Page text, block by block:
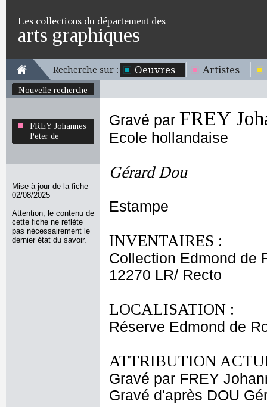
Les collections du département des
arts graphiques
Recherche sur : Oeuvres Artistes
Nouvelle recherche
FREY Johannes
Peter de
Mise à jour de la fiche
02/08/2025
Attention, le contenu de
cette fiche ne reflète
pas nécessairement le
dernier état du savoir.
Gravé par FREY
Ecole hollandaise
Gérard Dou
Estampe
INVENTAIRES :
Collection Edmond de
12270 LR/ Recto
LOCALISATION :
Réserve Edmond de
ATTRIBUTION
Gravé par FREY
Gravé d'après DOU